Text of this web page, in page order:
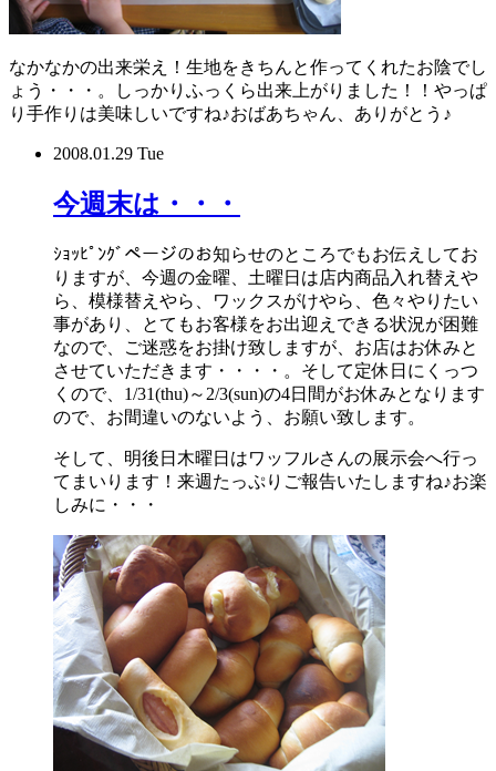
なかなかの出来栄え！生地をきちんと作ってくれたお陰でし
ょう・・・。しっかりふっくら出来上がりました！！やっぱ
り手作りは美味しいですね♪おばあちゃん、ありがとう♪
2008.01.29 Tue
今週末は・・・
ｼｮｯﾋﾟﾝｸﾞページのお知らせのところでもお伝えしてお
りますが、今週の金曜、土曜日は店内商品入れ替えや
ら、模様替えやら、ワックスがけやら、色々やりたい
事があり、とてもお客様をお出迎えできる状況が困難
なので、ご迷惑をお掛け致しますが、お店はお休みと
させていただきます・・・・。そして定休日にくっつ
くので、1/31(thu)～2/3(sun)の4日間がお休みとなります
ので、お間違いのないよう、お願い致します。
そして、明後日木曜日はワッフルさんの展示会へ行っ
てまいります！来週たっぷりご報告いたしますね♪お楽
しみに・・・